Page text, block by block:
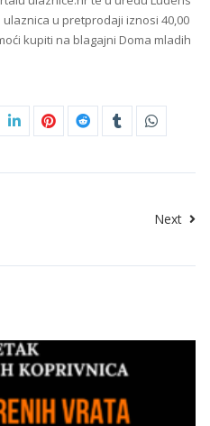
u pretprodaji iznosi 40,00
kupiti na blagajni Doma mladih
Next